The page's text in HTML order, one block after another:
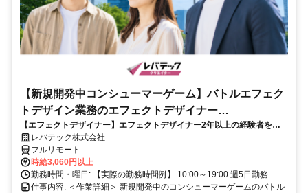
【新規開発中コンシューマーゲーム】バトルエフェク
トデザイン業務のエフェクトデザイナー
_LTCR187574_CP_CRG
【エフェクトデザイナー】エフェクトデザイナー2年以上の経験者を歓
迎！キャリアアップを目指したい方も大歓迎♪
レバテック株式会社
フルリモート
時給3,060円以上
勤務時間・曜日: 【実際の勤務時間例】 10:00～19:00 週5日勤務
仕事内容: ＜作業詳細＞ 新規開発中のコンシューマーゲームのバトル